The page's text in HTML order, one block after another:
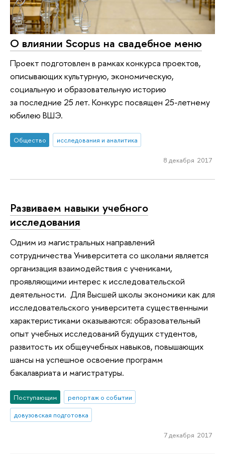
О влиянии Scopus на свадебное меню
Проект подготовлен в рамках конкурса проектов,
описывающих культурную, экономическую,
социальную и образовательную историю
за последние 25 лет. Конкурс посвящен 25-летнему
юбилею ВШЭ.
Общество исследования и аналитика
8 декабря 2017
Развиваем навыки учебного
исследования
Одним из магистральных направлений
сотрудничества Университета со школами является
организация взаимодействия с учениками,
проявляющими интерес к исследовательской
деятельности. Для Высшей школы экономики как для
исследовательского университета существенными
характеристиками оказываются: образовательный
опыт учебных исследований будущих студентов,
развитость их общеучебных навыков, повышающих
шансы на успешное освоение программ
бакалавриата и магистратуры.
Поступающим
репортаж о событии
довузовская подготовка
7 декабря 2017